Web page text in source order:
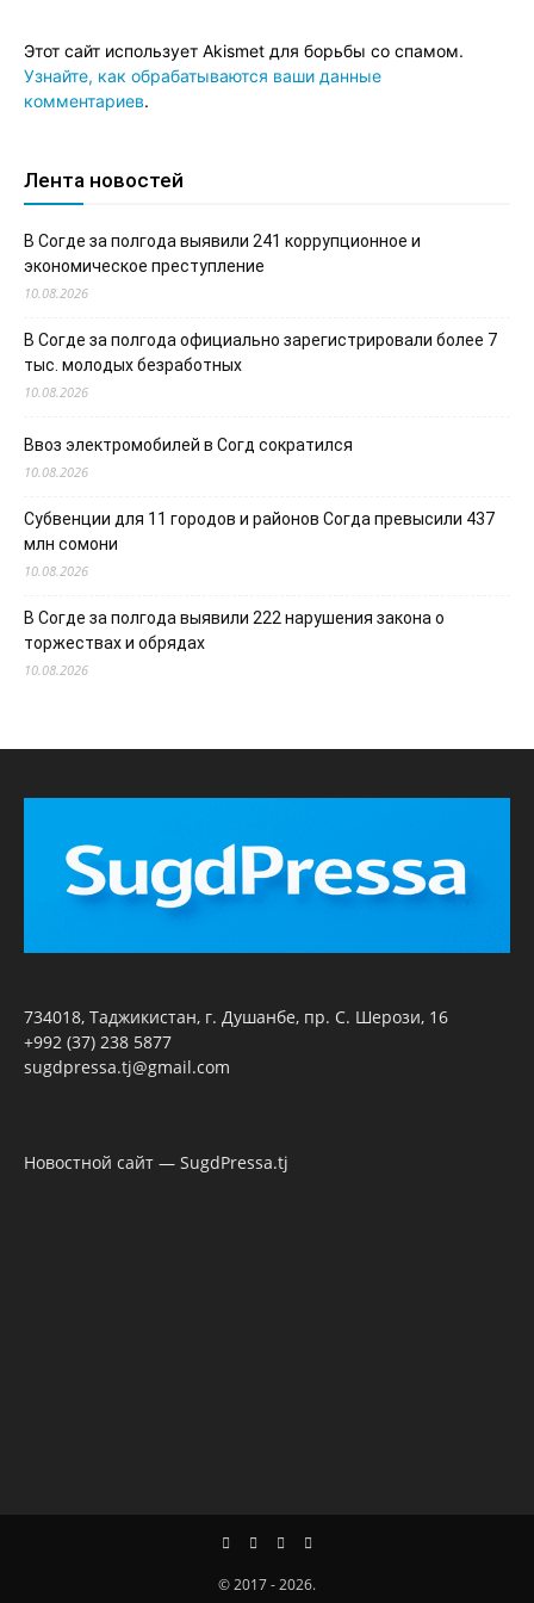
Этот сайт использует Akismet для борьбы со спамом.
Узнайте, как обрабатываются ваши данные
комментариев.
Лента новостей
В Согде за полгода выявили 241 коррупционное и
экономическое преступление
10.08.2026
В Согде за полгода официально зарегистрировали более 7
тыс. молодых безработных
10.08.2026
Ввоз электромобилей в Согд сократился
10.08.2026
Субвенции для 11 городов и районов Согда превысили 437
млн сомони
10.08.2026
В Согде за полгода выявили 222 нарушения закона о
торжествах и обрядах
10.08.2026
734018, Таджикистан, г. Душанбе, пр. С. Шерози, 16
+992 (37) 238 5877
sugdpressa.tj@gmail.com
Новостной сайт — SugdPressa.tj
© 2017 - 2026.